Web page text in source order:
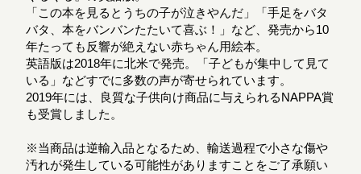
「この本を見るとうちの子が泣きやんだ」「手足をバタ
バタ、本をバンバンたたいて喜ぶ！」など、発売から10
年たっても反響が絶えない赤ちゃん用絵本。
英語版は2018年に北米で発売。「子どもが集中して見て
いる」などすでに多数の声が寄せられています。
2019年には、良質な子供向け商品に与えられるNAPPA賞
も受賞しました。
※当商品は逆輸入品となるため、輸送過程で小さな傷や
汚れが発生している可能性がありますことをご了承願い